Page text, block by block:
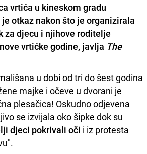
vrtića u kineskom gradu
otkaz nakon što je organizirala
za djecu i njihove roditelje
vrtićke godine, javlja The
u dobi od tri do šest godina
majke i očeve u dvorani je
plesačica! Oskudno odjevena
se izvijala oko šipke dok su
djeci pokrivali oči i iz protesta